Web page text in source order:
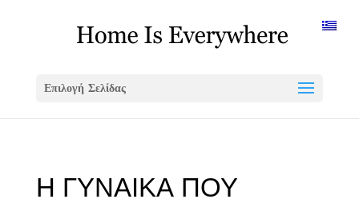
Επιλογή Σελίδας
Η ΓΥΝΑΙΚΑ ΠΟΥ